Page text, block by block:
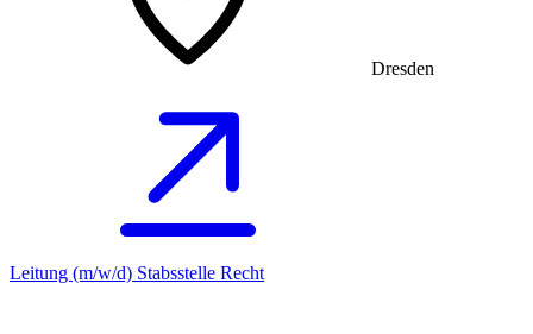
Dresden
Leitung (m/w/d) Stabsstelle Recht